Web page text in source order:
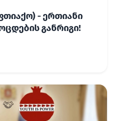
- ერთიანი
განრიგი!